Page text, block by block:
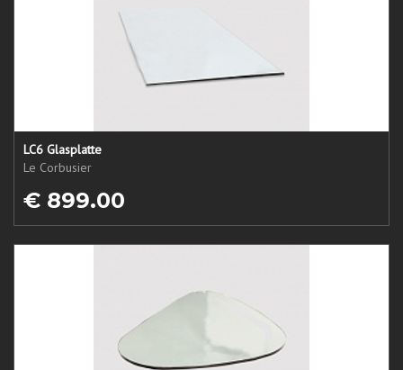
LC6 Glasplatte
Le Corbusier
€ 899.00